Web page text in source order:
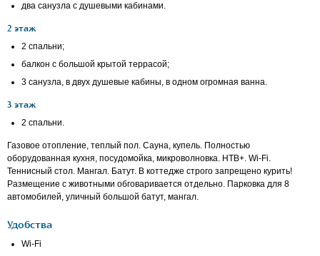
два санузла с душевыми кабинами.
2 этаж
2 спальни;
балкон с большой крытой террасой;
3 санузла, в двух душевые кабины, в одном огромная ванна.
3 этаж
2 спальни.
Газовое отопление, теплый пол. Сауна, купель. Полностью
оборудованная кухня, посудомойка, микроволновка. НТВ+. Wi-Fi.
Теннисный стол. Мангал. Батут. В коттедже строго запрещено курить!
Размещение с животными обговаривается отдельно. Парковка для 8
автомобилей, уличный большой батут, мангал.
Удобства
Wi-Fi